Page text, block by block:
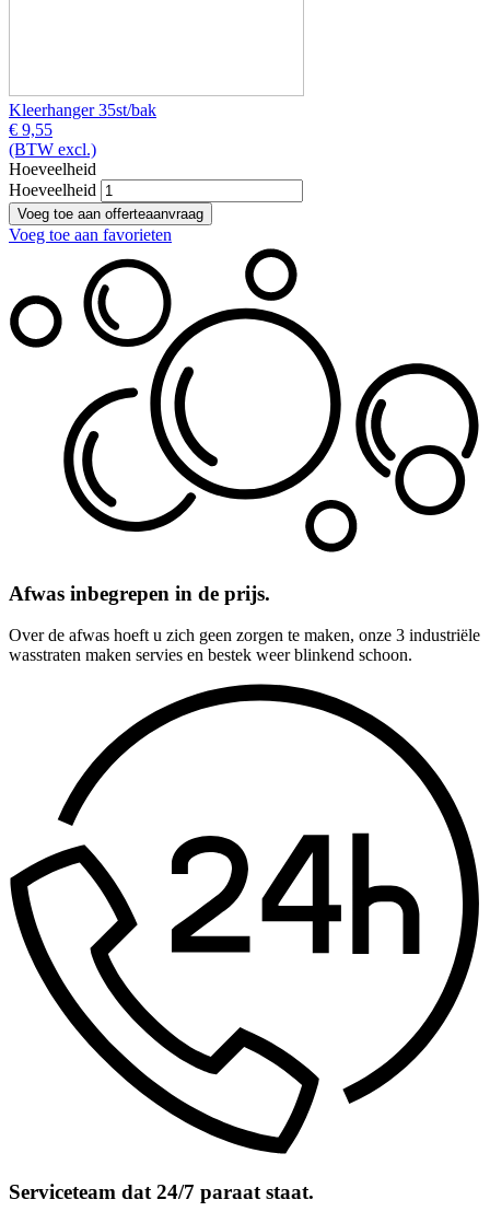
Kleerhanger 35st/bak
€ 9,55
(BTW excl.)
Hoeveelheid
Hoeveelheid
Voeg toe aan favorieten
Afwas inbegrepen in de prijs.
Over de afwas hoeft u zich geen zorgen te maken, onze 3 industriële
wasstraten maken servies en bestek weer blinkend schoon.
Serviceteam dat 24/7 paraat staat.